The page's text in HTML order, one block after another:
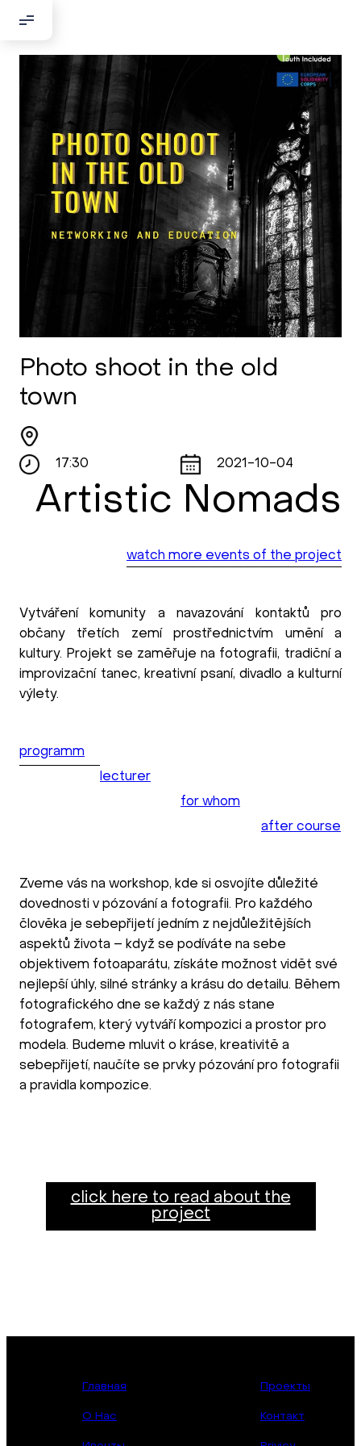
Добрый день!
Если вы хотите с нами связаться,
пожалуйста, контактируйте нас:
По адресу:
Kontaktní e-mail:
youthincluded@gmail.com
Или в соцсети Telegram:
@Interkulturnipracepraha14
Photo shoot in the old
town
17:30 2021-10-04
Artistic Nomads
watch more events of the project
Vytváření komunity a navazování kontaktů pro
občany třetích zemí prostřednictvím umění a
kultury. Projekt se zaměřuje na fotografii, tradiční a
improvizační tanec, kreativní psaní, divadlo a kulturní
výlety.
programm
lecturer
for whom
after course
Zveme vás na workshop, kde si osvojíte důležité
dovednosti v pózování a fotografii. Pro každého
člověka je sebepřijetí jedním z nejdůležitějších
aspektů života – když se podíváte na sebe
objektivem fotoaparátu, získáte možnost vidět své
nejlepší úhly, silné stránky a krásu do detailu. Během
fotografického dne se každý z nás stane
fotografem, který vytváří kompozici a prostor pro
modela. Budeme mluvit o kráse, kreativitě a
sebepřijetí, naučíte se prvky pózování pro fotografii
a pravidla kompozice.
click here to read about the
project
Главная
О Нас
Проекты
Контакт